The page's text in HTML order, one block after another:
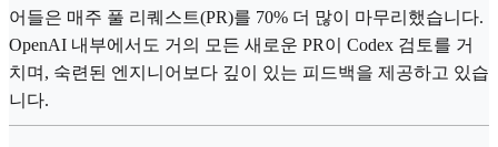
어들은 매주 풀 리퀘스트(PR)를 70% 더 많이 마무리했습니다.
OpenAI 내부에서도 거의 모든 새로운 PR이 Codex 검토를 거
치며, 숙련된 엔지니어보다 깊이 있는 피드백을 제공하고 있습
니다.